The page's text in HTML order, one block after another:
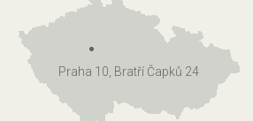
Praha 10, Bratří Čapků 24